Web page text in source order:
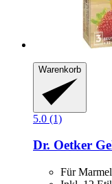
Warenkorb
5.0 (1)
Dr. Oetker
Für